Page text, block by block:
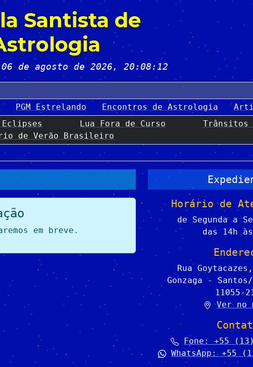
Santista de
de agosto de 2026, 20:08:13
PGM Estrelando Encontros de Astrologia
Eclipses Lua Fora de Curso
Trânsitos
de Verão Brasileiro
em breve.
Horário de
de Segunda a
das 14h
Rua
Gonzaga -
11055-
Ver no
Fone: +55
WhatsApp: +55